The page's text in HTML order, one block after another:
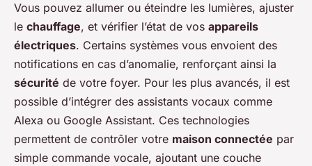
Vous pouvez allumer ou éteindre les lumières, ajuster
le chauffage, et vérifier l’état de vos appareils
électriques. Certains systèmes vous envoient des
notifications en cas d’anomalie, renforçant ainsi la
sécurité de votre foyer. Pour les plus avancés, il est
possible d’intégrer des assistants vocaux comme
Alexa ou Google Assistant. Ces technologies
permettent de contrôler votre maison connectée par
simple commande vocale, ajoutant une couche